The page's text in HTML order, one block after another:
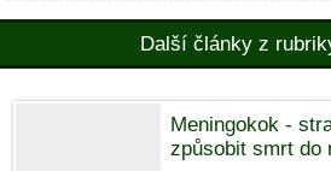
Další články z
Meningokok -
způsobit smrt do